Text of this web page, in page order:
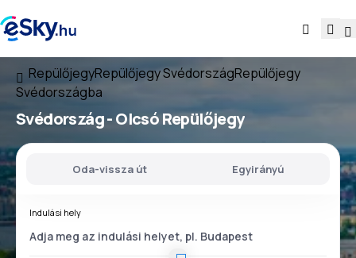
RepülőjegyRepülőjegy SvédországRepülőjegy
Svédországba
Svédország - Olcsó Repülőjegy
Oda-vissza út Egyirányú
Indulási hely